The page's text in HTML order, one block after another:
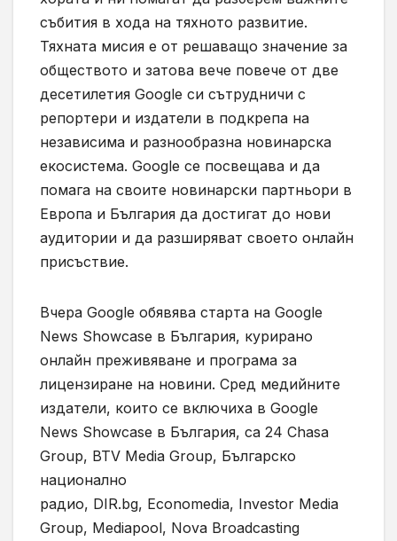
събития в хода на тяхното развитие.
Тяхната мисия е от решаващо значение за
обществото и затова вече повече от две
десетилетия Google си сътрудничи с
репортери и издатели в подкрепа на
независима и разнообразна новинарска
екосистема. Google се посвещава и да
помага на своите новинарски партньори в
Европа и България да достигат до нови
аудитории и да разширяват своето онлайн
присъствие.
Вчера Google обявява старта на Google
News Showcase в България, курирано
онлайн преживяване и програма за
лицензиране на новини. Сред медийните
издатели, които се включиха в Google
News Showcase в България, са 24 Chasa
Group, BTV Media Group, Българско
национално
радио, DIR.bg, Economedia, Investor Media
Group, Mediapool, Nova Broadcasting